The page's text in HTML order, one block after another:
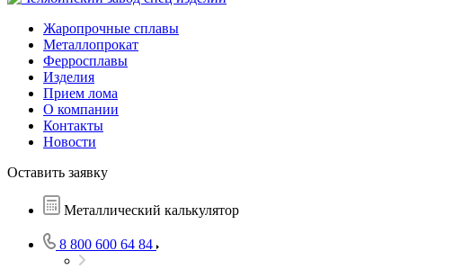
Жаропрочные сплавы
Металлопрокат
Ферросплавы
Изделия
Прием лома
О компании
Контакты
Новости
Оставить заявку
Металлический калькулятор
8 800 600 64 84